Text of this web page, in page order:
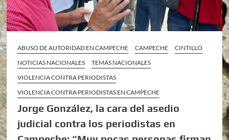
ABUSO DE AUTORIDAD EN CAMPECHE CAMPECHE
CINTILLO
NOTICIAS NACIONALES
TEMAS NACIONALES
VIOLENCIA CONTRA PERIODISTAS
VIOLENCIA CONTRA PERIODISTAS EN CAMPECHE
Jorge González, la cara del asedio
judicial contra los periodistas en